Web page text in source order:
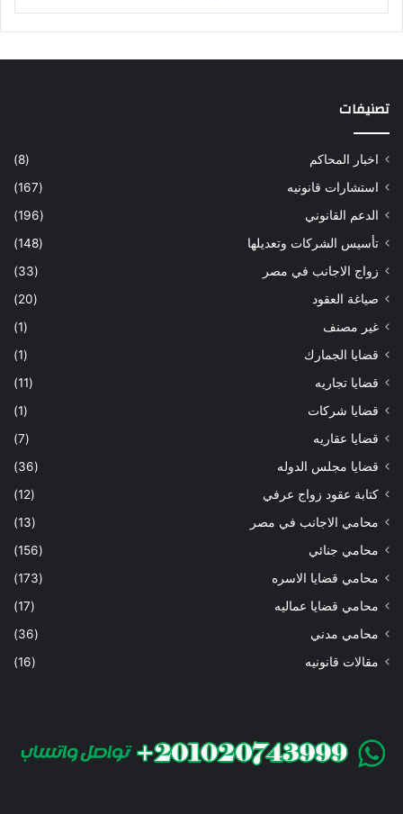
تصنيفات
اخبار المحاكم
(8)
استشارات قانونيه
(167)
الدعم القانوني
(196)
تأسيس الشركات وتعديلها
(148)
زواج الاجانب في مصر
(33)
صياغة العقود
(20)
غير مصنف
(1)
قضايا الجمارك
(1)
قضايا تجاريه
(11)
قضايا شركات
(1)
قضايا عقاريه
(7)
قضايا مجلس الدوله
(36)
كتابة عقود زواج عرفي
(12)
محامي الاجانب في مصر
(13)
محامي جنائي
(156)
محامي قضايا الاسره
(173)
محامي قضايا عماليه
(17)
محامي مدني
(36)
مقالات قانونيه
(16)